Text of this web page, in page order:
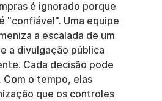
é ignorado porque
"confiável". Uma equipe
a escalada de um
a divulgação pública
Cada decisão pode
Com o tempo, elas
que os controles